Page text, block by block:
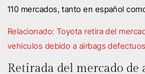
110 mercados, tanto en español
Relacionado: Toyota retira del
vehículos debido a airbags
Retirada del mercado de